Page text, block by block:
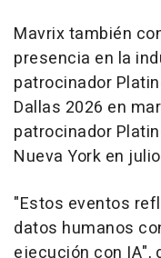
Mavrix también
presencia en la
patrocinador
Dallas 2026 en
patrocinador
Nueva York en
"Estos eventos
datos humanos
ejecución con IA",